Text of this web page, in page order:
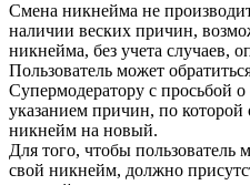
Смена никнейма не
наличии веских причин,
никнейма, без учета случаев,
Пользователь может
Супермодератору с просьбой
указанием причин, по которой
никнейм на новый.
Для того, чтобы пользователь
свой никнейм, должно